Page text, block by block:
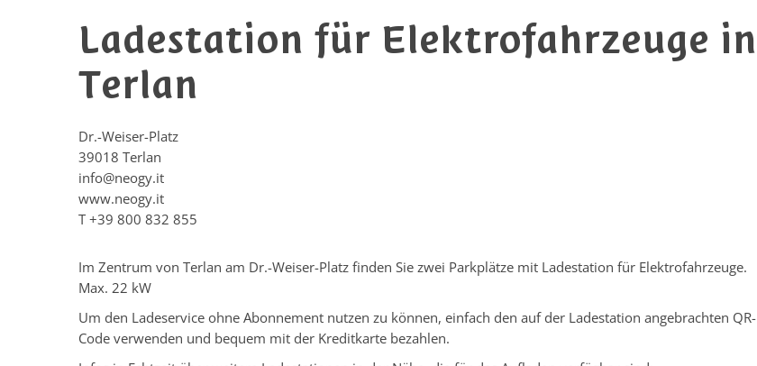
Ladestation für Elektrofahrzeuge in
Terlan
Dr.-Weiser-Platz
39018 Terlan
info@neogy.it
www.neogy.it
T +39 800 832 855
Im Zentrum von Terlan am Dr.-Weiser-Platz finden Sie zwei Parkplätze mit Ladestation für Elektrofahrzeuge.
Max. 22 kW
Um den Ladeservice ohne Abonnement nutzen zu können, einfach den auf der Ladestation angebrachten QR-
Code verwenden und bequem mit der Kreditkarte bezahlen.